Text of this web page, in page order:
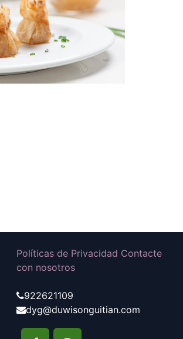
Políticas de Privacidad Contacte
con nosotros
922621109
dyg@duwisonguitian.com